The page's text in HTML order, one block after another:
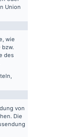
Union
wie
bzw.
des
von
Die